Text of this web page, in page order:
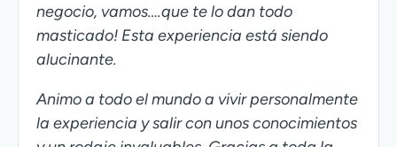
negocio, vamos….que te lo dan todo
masticado! Esta experiencia está siendo
alucinante.
Animo a todo el mundo a vivir personalmente
la experiencia y salir con unos conocimientos